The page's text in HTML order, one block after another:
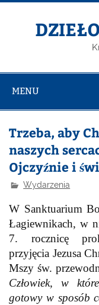
MENU
Trzeba, aby
naszych
Ojczyźnie i
Wydarzenia
W Sanktuarium
Łagiewnikach, w
7. rocznicę
przyjęcia Jezusa
Mszy św.
Człowiek, w
gotowy w sposób